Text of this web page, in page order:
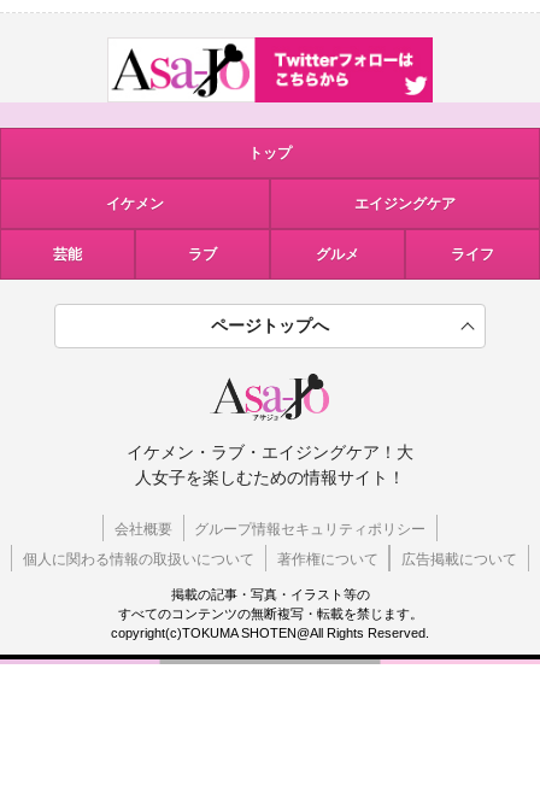
トップ
イケメン エイジングケア
芸能 ラブ グルメ ライフ
ページトップへ
イケメン・ラブ・エイジングケア！大
人女子を楽しむための情報サイト！
会社概要
グループ情報セキュリティポリシー
個人に関わる情報の取扱いについて
著作権について 広告掲載について
掲載の記事・写真・イラスト等の
すべてのコンテンツの無断複写・転載を禁じます。
copyright(c)TOKUMA SHOTEN@All Rights Reserved.